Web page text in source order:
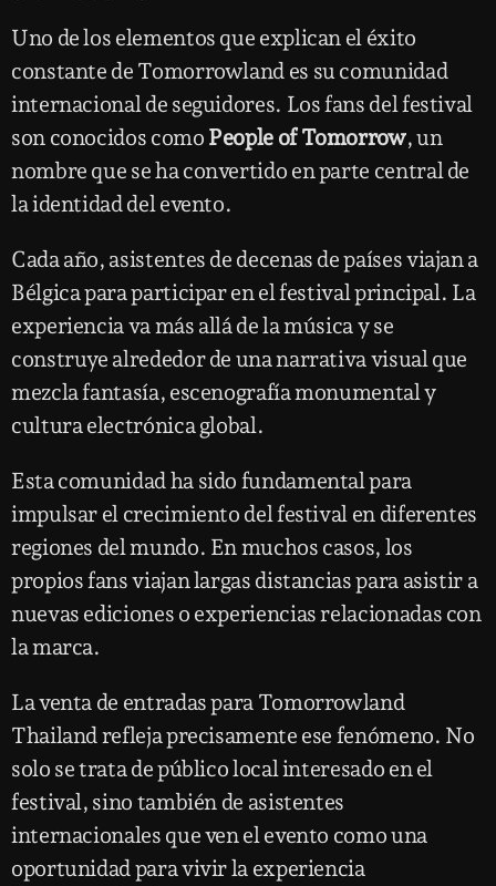
Uno de los elementos que explican el éxito
constante de Tomorrowland es su comunidad
internacional de seguidores. Los fans del festival
son conocidos como People of Tomorrow, un
nombre que se ha convertido en parte central de
la identidad del evento.
Cada año, asistentes de decenas de países viajan a
Bélgica para participar en el festival principal. La
experiencia va más allá de la música y se
construye alrededor de una narrativa visual que
mezcla fantasía, escenografía monumental y
cultura electrónica global.
Esta comunidad ha sido fundamental para
impulsar el crecimiento del festival en diferentes
regiones del mundo. En muchos casos, los
propios fans viajan largas distancias para asistir a
nuevas ediciones o experiencias relacionadas con
la marca.
La venta de entradas para Tomorrowland
Thailand refleja precisamente ese fenómeno. No
solo se trata de público local interesado en el
festival, sino también de asistentes
internacionales que ven el evento como una
oportunidad para vivir la experiencia